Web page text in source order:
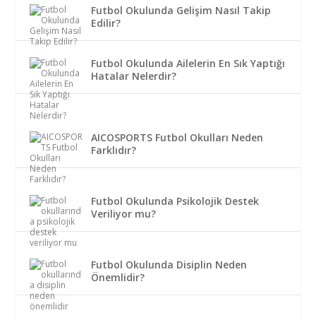
Futbol Okulunda Gelişim Nasıl Takip
Edilir?
Futbol Okulunda Ailelerin En Sık Yaptığı
Hatalar Nelerdir?
AICOSPORTS Futbol Okulları Neden
Farklıdır?
Futbol Okulunda Psikolojik Destek
Veriliyor mu?
Futbol Okulunda Disiplin Neden
Önemlidir?